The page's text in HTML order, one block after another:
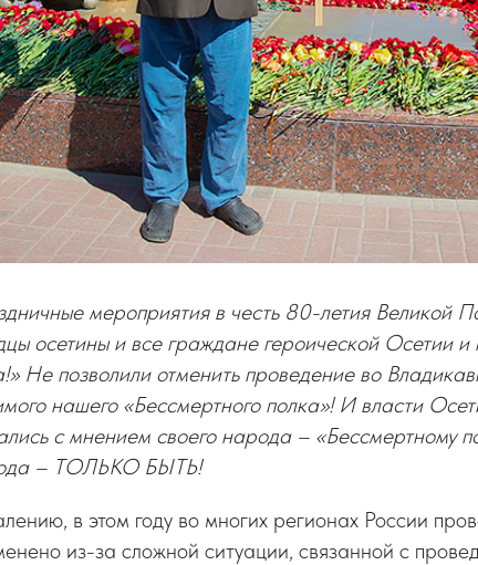
мероприятия в честь 80-летия Великой
осетины и все граждане героической Осетии и
Не позволили отменить проведение во
нашего «Бессмертного полка»! И власти
с мнением своего народа – «Бессмертному
– ТОЛЬКО БЫТЬ!
в этом году во многих регионах России
из-за сложной ситуации, связанной с